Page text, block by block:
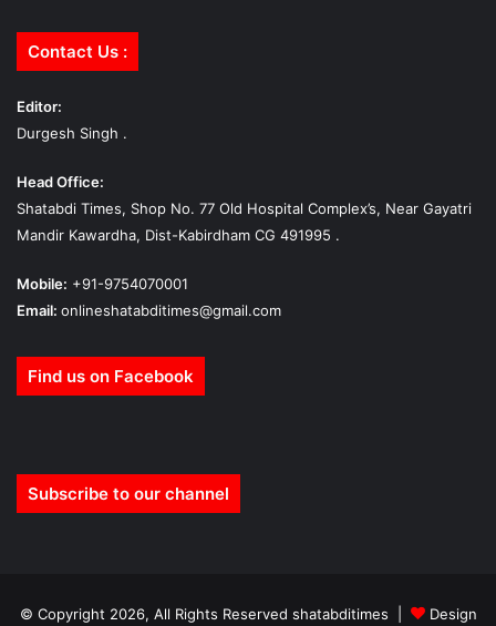
Contact Us :
Editor:
Durgesh Singh .
Head Office:
Shatabdi Times, Shop No. 77 Old Hospital Complex’s, Near Gayatri
Mandir Kawardha, Dist-Kabirdham CG 491995 .
Mobile: +91-9754070001
Email: onlineshatabditimes@gmail.com
Find us on Facebook
Subscribe to our channel
© Copyright 2026, All Rights Reserved shatabditimes | Design